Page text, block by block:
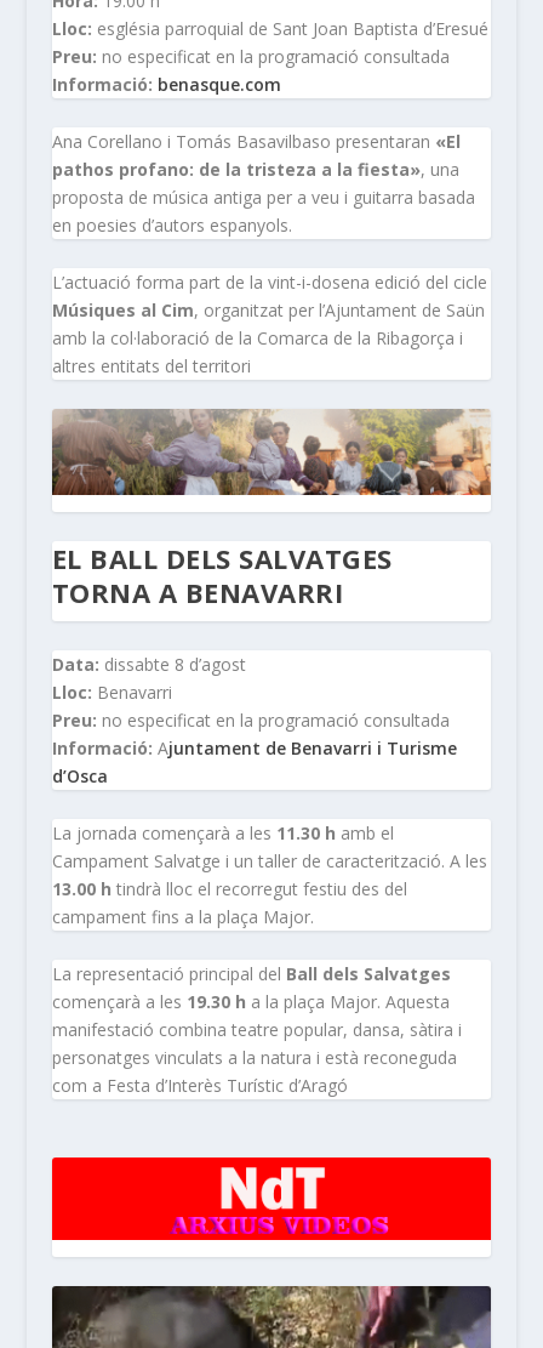
Lloc: església parroquial de Sant Joan Baptista d’Eresué
Preu: no especificat en la programació consultada
Informació: benasque.com
Ana Corellano i Tomás Basavilbaso presentaran «El
pathos profano: de la tristeza a la fiesta», una
proposta de música antiga per a veu i guitarra basada
en poesies d’autors espanyols.
L’actuació forma part de la vint-i-dosena edició del cicle
Músiques al Cim, organitzat per l’Ajuntament de Saün
amb la col·laboració de la Comarca de la Ribagorça i
altres entitats del territori
EL BALL DELS SALVATGES
TORNA A BENAVARRI
Data: dissabte 8 d’agost
Lloc: Benavarri
Preu: no especificat en la programació consultada
Informació: Ajuntament de Benavarri i Turisme
d’Osca
La jornada començarà a les 11.30 h amb el
Campament Salvatge i un taller de caracterització. A les
13.00 h tindrà lloc el recorregut festiu des del
campament fins a la plaça Major.
La representació principal del Ball dels Salvatges
començarà a les 19.30 h a la plaça Major. Aquesta
manifestació combina teatre popular, dansa, sàtira i
personatges vinculats a la natura i està reconeguda
com a Festa d’Interès Turístic d’Aragó